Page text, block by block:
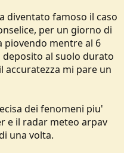
diventato famoso il caso
per un giorno di
piovendo mentre al 6
al suolo durato
accuratezza mi pare un
dei fenomeni piu'
e il radar meteo arpav
una volta.